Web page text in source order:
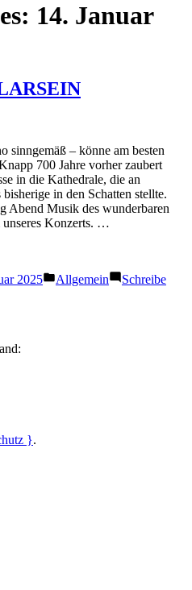
14. Januar
– könne am besten
700 Jahre vorher zaubert
in die Kathedrale, die an
in den Schatten stellte.
Abend Musik des wunderbaren
unseres Konzerts. …
2025
Veröffentlicht
Allgemein
Schreibe
}.